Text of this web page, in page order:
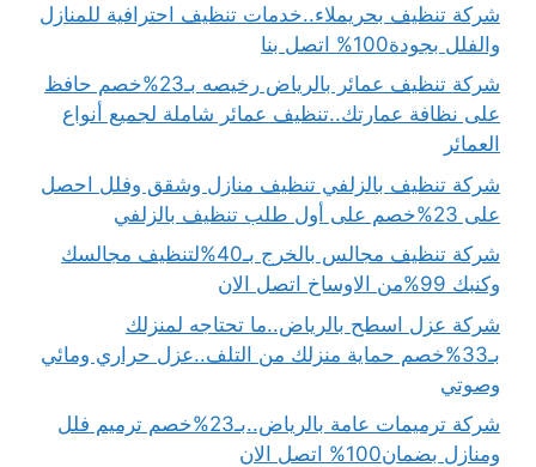
شركة تنظيف بحريملاء..خدمات تنظيف احترافية للمنازل
والفلل بجودة100% اتصل بنا
شركة تنظيف عمائر بالرياض رخيصه بـ23%خصم حافظ
على نظافة عمارتك..تنظيف عمائر شاملة لجميع أنواع
العمائر
شركة تنظيف بالزلفي تنظيف منازل وشقق وفلل احصل
على 23%خصم على أول طلب تنظيف بالزلفي
شركة تنظيف مجالس بالخرج بـ40%لتنظيف مجالسك
وكنبك 99%من الاوساخ اتصل الان
شركة عزل اسطح بالرياض..ما تحتاجه لمنزلك
بـ33%خصم حماية منزلك من التلف..عزل حراري ومائي
وصوتي
شركة ترميمات عامة بالرياض..بـ23%خصم ترميم فلل
ومنازل بضمان100% اتصل الان